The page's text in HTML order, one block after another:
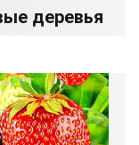
деревья